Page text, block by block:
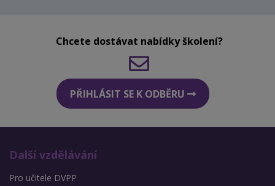
Chcete dostávat nabídky školení?
PŘIHLÁSIT SE K ODBĚRU
Další vzdělávání
Pro učitele DVPP